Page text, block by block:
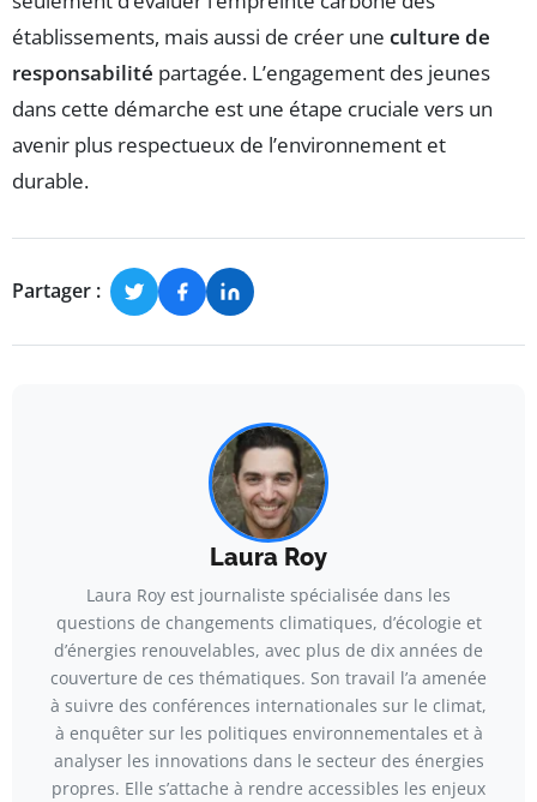
établissements, mais aussi de créer une culture de
responsabilité partagée. L’engagement des jeunes
dans cette démarche est une étape cruciale vers un
avenir plus respectueux de l’environnement et
durable.
Partager :
Laura Roy
Laura Roy est journaliste spécialisée dans les
questions de changements climatiques, d’écologie et
d’énergies renouvelables, avec plus de dix années de
couverture de ces thématiques. Son travail l’a amenée
à suivre des conférences internationales sur le climat,
à enquêter sur les politiques environnementales et à
analyser les innovations dans le secteur des énergies
propres. Elle s’attache à rendre accessibles les enjeux